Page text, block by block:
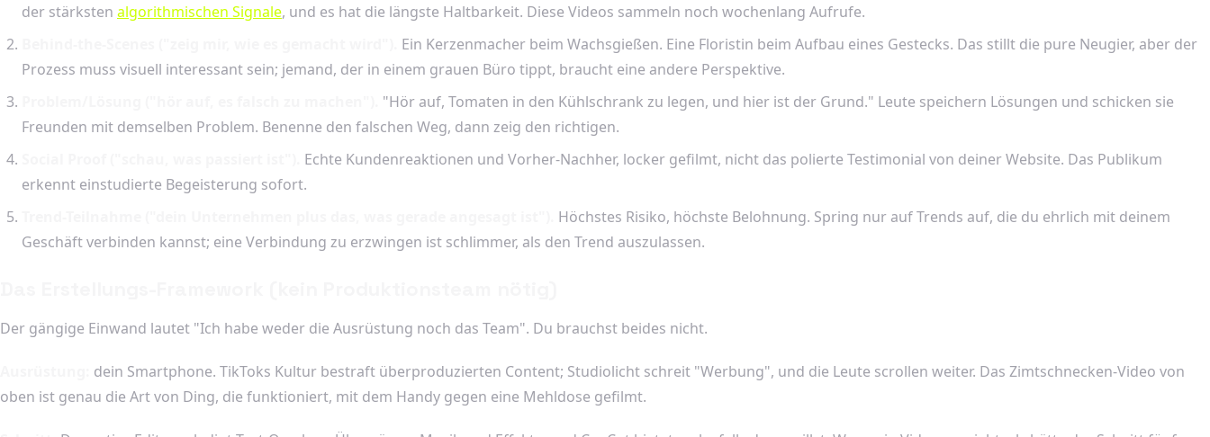
der stärksten algorithmischen Signale, und es hat die längste Haltbarkeit. Diese Videos sammeln noch wochenlang Aufrufe.
Ein Kerzenmacher beim Wachsgießen. Eine Floristin beim Aufbau eines Gestecks. Das stillt die pure Neugier, aber der
Prozess muss visuell interessant sein; jemand, der in einem grauen Büro tippt, braucht eine andere Perspektive.
"Hör auf, Tomaten in den Kühlschrank zu legen, und hier ist der Grund." Leute speichern Lösungen und schicken sie
Freunden mit demselben Problem. Benenne den falschen Weg, dann zeig den richtigen.
Echte Kundenreaktionen und Vorher-Nachher, locker gefilmt, nicht das polierte Testimonial von deiner Website. Das Publikum
erkennt einstudierte Begeisterung sofort.
Höchstes Risiko, höchste Belohnung. Spring nur auf Trends auf, die du ehrlich mit deinem
Geschäft verbinden kannst; eine Verbindung zu erzwingen ist schlimmer, als den Trend auszulassen.
Der gängige Einwand lautet "Ich habe weder die Ausrüstung noch das Team". Du brauchst beides nicht.
dein Smartphone. TikToks Kultur bestraft überproduzierten Content; Studiolicht schreit "Werbung", und die Leute scrollen weiter. Das Zimtschnecken-Video von
oben ist genau die Art von Ding, die funktioniert, mit dem Handy gegen eine Mehldose gefilmt.